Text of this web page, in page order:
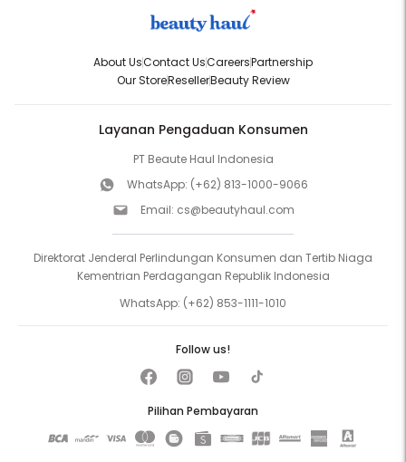
About UsContact UsCareersPartnership
Our StoreResellerBeauty Review
Layanan Pengaduan Konsumen
PT Beaute Haul Indonesia
WhatsApp: (+62) 813-1000-9066
Email: cs@beautyhaul.com
Direktorat Jenderal Perlindungan Konsumen dan Tertib Niaga
Kementrian Perdagangan Republik Indonesia
WhatsApp: (+62) 853-1111-1010
Pilihan Pembayaran
Follow us!